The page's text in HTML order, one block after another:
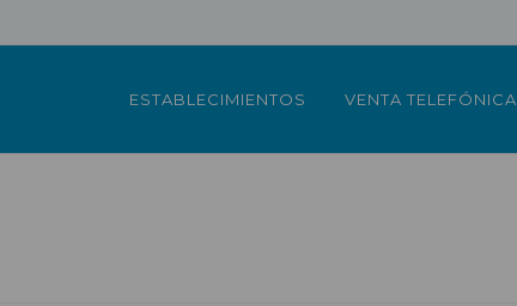
ESTABLECIMIENTOS VENTA TELEFÓNICA